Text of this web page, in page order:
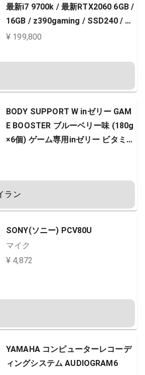
最新i7 9700k / 最新RTX2060 6GB /
16GB / z390gaming / SSD240 / 2
TB / DVDスーパーマルチドライブ /
700kモデル)
¥ 199,800
BODY SUPPORT W inゼリー GAM
E BOOSTER ブルーベリー味 (180g
×6個) ゲーム専用inゼリー ビタミン
ラン
SONY(ソニー) PCV80U
マイク
¥ 4,872
YAMAHA コンピューターレコーデ
ィングシステム AUDIOGRAM6